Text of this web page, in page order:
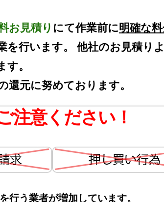
お見積り にて作業前に明確な
を行います。 他社のお見積り
す。
還元に努めております。
注意ください！
行う業者が増加しています。